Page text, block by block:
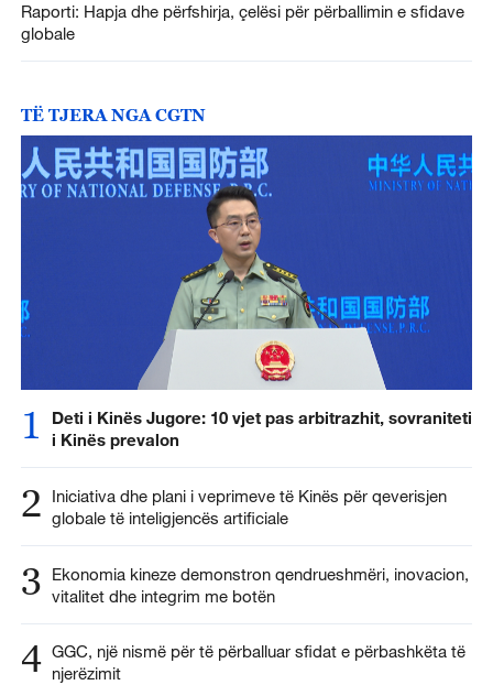
Raporti: Hapja dhe përfshirja, çelësi për përballimin e sfidave
globale
TË TJERA NGA CGTN
1
Deti i Kinës Jugore: 10 vjet pas arbitrazhit, sovraniteti
i Kinës prevalon
2
Iniciativa dhe plani i veprimeve të Kinës për qeverisjen
globale të inteligjencës artificiale
3
Ekonomia kineze demonstron qendrueshmëri, inovacion,
vitalitet dhe integrim me botën
4 GGC, një nismë për të përballuar sfidat e përbashkëta të
njerëzimit